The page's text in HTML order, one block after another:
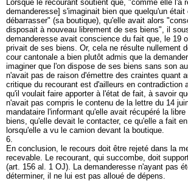
Lorsque le recourant soutient que, "comme elle l'a
demanderesse] s'imaginait bien que quelqu'un était
débarrasser" (sa boutique), qu'elle avait alors
disposait à nouveau librement de ses biens", il
demanderesse avait conscience du fait que, le 19
privait de ses biens. Or, cela ne résulte nullement
cour cantonale a bien plutôt admis que la
imaginer que l'on dispose de ses biens sans son
n'avait pas de raison d'émettre des craintes quant
critique du recourant est d'ailleurs en contradiction
qu'il voulait faire apporter à l'état de fait, à savoir
n'avait pas compris le contenu de la lettre du 14
mandataire l'informant qu'elle avait récupéré la
biens, qu'elle devait le contacter, ce qu'elle a fait
lorsqu'elle a vu le camion devant la boutique.
6.
En conclusion, le recours doit être rejeté dans la
recevable. Le recourant, qui succombe, doit
(art. 156 al. 1 OJ). La demanderesse n'ayant pas
déterminer, il ne lui est pas alloué de dépens.